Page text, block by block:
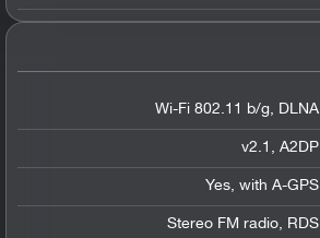
Wi-Fi 802.11 b/g, DLNA
v2.1, A2DP
Yes, with A-GPS
Stereo FM radio, RDS